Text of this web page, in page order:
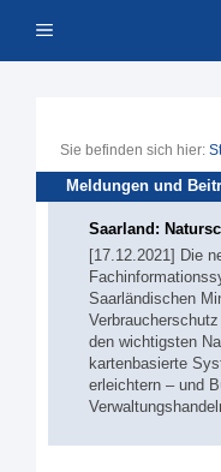
Inhalt Menü
Sie befinden sich hier:
Meldungen und
Saarland:
[17.12.2021] Die
Saarländischen
den wichtigsten
kartenbasierte
erleichtern – und